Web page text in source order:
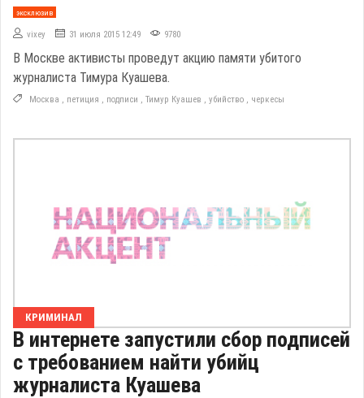
эксклюзив
vixey 31 июля 2015 12:49 9780
В Москве активисты проведут акцию памяти убитого
журналиста Тимура Куашева.
Москва , петиция , подписи , Тимур Куашев , убийство , черкесы
КРИМИНАЛ
В интернете запустили сбор подписей
с требованием найти убийц
журналиста Куашева